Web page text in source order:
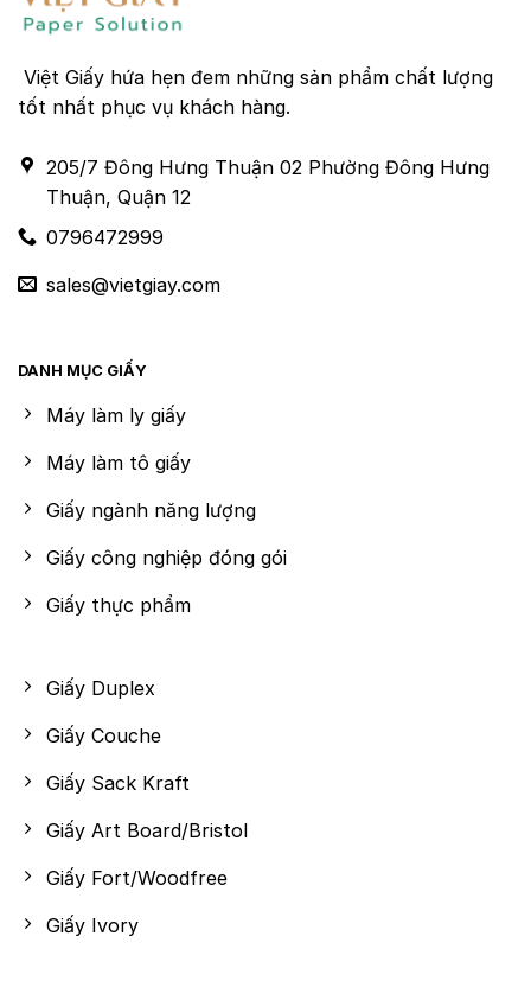
Việt Giấy hứa hẹn đem những sản phẩm chất lượng
tốt nhất phục vụ khách hàng.
205/7 Đông Hưng Thuận 02 Phường Đông Hưng
Thuận, Quận 12
0796472999
sales@vietgiay.com
DANH MỤC GIẤY
Máy làm ly giấy
Máy làm tô giấy
Giấy ngành năng lượng
Giấy công nghiệp đóng gói
Giấy thực phẩm
Giấy Duplex
Giấy Couche
Giấy Sack Kraft
Giấy Art Board/Bristol
Giấy Fort/Woodfree
Giấy Ivory